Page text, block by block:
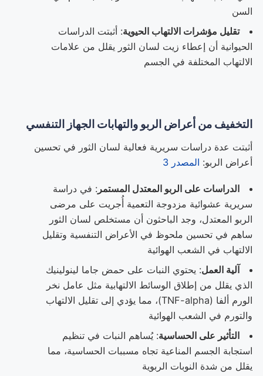
السن
تقليل مؤشرات الالتهاب الحيوية: أثبتت الدراسات
الحيوانية أن إعطاء زيت لسان الثور يقلل من علامات
الالتهاب المختلفة في الجسم
التخفيف من أعراض الربو والتهابات الجهاز التنفسي
أثبتت عدة دراسات سريرية فعالية لسان الثور في تحسين
أعراض الربو: المصدر 3
الدراسات على الربو المعتدل المستمر: في دراسة
سريرية عشوائية مزدوجة التعمية أُجريت على مرضى
الربو المعتدل، وجد الباحثون أن مستخلص لسان الثور
ساهم في تحسين ملحوظ في الأعراض التنفسية وتقليل
الالتهاب في الشعب الهوائية
آلية العمل: يحتوي النبات على حمض جاما لينولينيك
الذي يقلل من إطلاق الوسائط الالتهابية مثل عامل نخر
الورم ألفا (TNF-alpha)، مما يؤدي إلى تقليل الالتهاب
والتورم في الشعب الهوائية
التأثير على الحساسية: يُساهم النبات في تنظيم
استجابة الجسم المناعية تجاه مسببات الحساسية، مما
يقلل من شدة النوبات الربوية